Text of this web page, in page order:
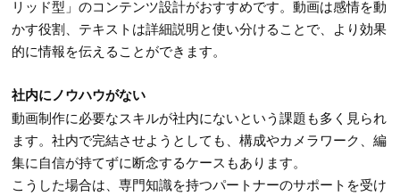
リッド型」のコンテンツ設計がおすすめです。動画は感情を動
かす役割、テキストは詳細説明と使い分けることで、より効果
的に情報を伝えることができます。
社内にノウハウがない
動画制作に必要なスキルが社内にないという課題も多く見られ
ます。社内で完結させようとしても、構成やカメラワーク、編
集に自信が持てずに断念するケースもあります。
こうした場合は、専門知識を持つパートナーのサポートを受け